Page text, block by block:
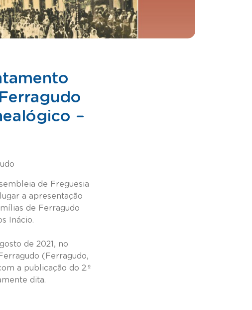
–
de Freguesia
a apresentação
de Ferragudo
Inácio.
de 2021, no
(Ferragudo,
a publicação do 2.º
dita.